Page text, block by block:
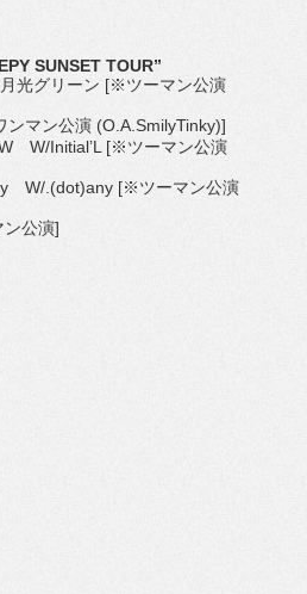
SUNSET TOUR”
光グリーン [※ツーマン公演
マン公演 (O.A.SmilyTinky)]
W/Initial’L [※ツーマン公演
W/.(dot)any [※ツーマン公演
公演]